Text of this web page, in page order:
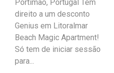
Portimão, Portugal Tem
direito a um desconto
Genius em Litoralmar
Beach Magic Apartment!
Só tem de iniciar sessão
para...